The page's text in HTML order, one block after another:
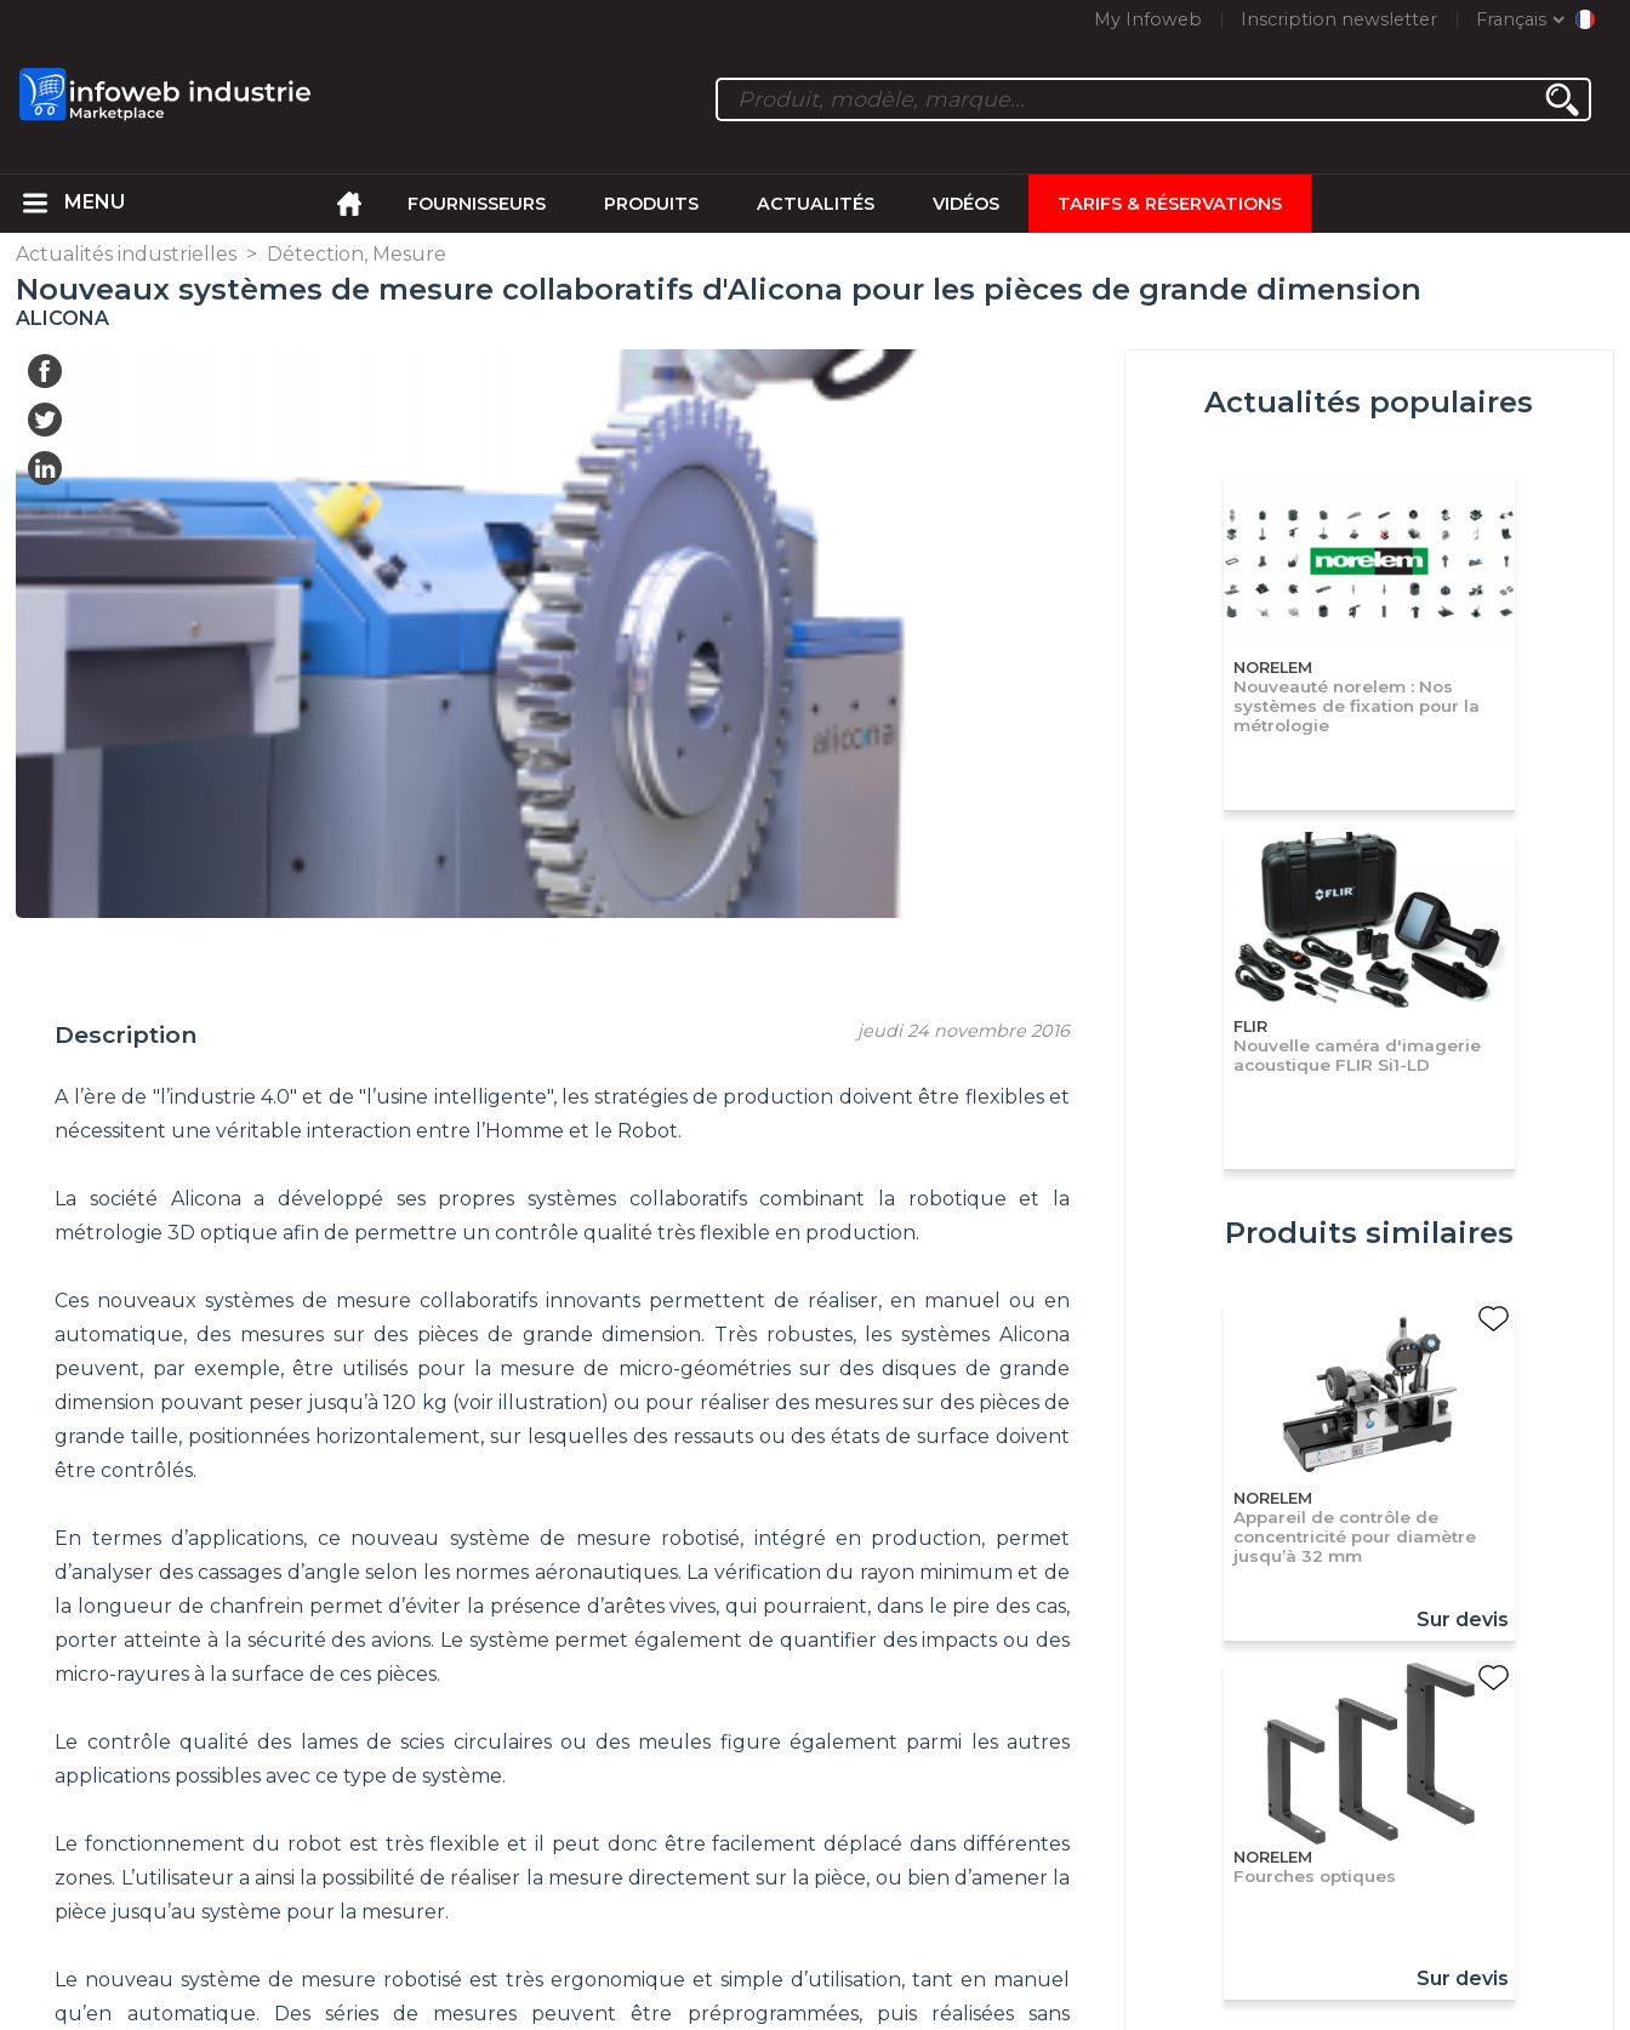
My Infoweb Inscription newsletter Français
FOURNISSEURS PRODUITS ACTUALITÉS VIDÉOS TARIFS & RÉSERVATIONS
Actualités industrielles > Détection, Mesure
Nouveaux systèmes de mesure collaboratifs d'Alicona pour les pièces de grande dimension
ALICONA
jeudi 24 novembre 2016
Description
A l’ère de "l’industrie 4.0" et de "l’usine intelligente", les stratégies de production doivent être flexibles et
nécessitent une véritable interaction entre l’Homme et le Robot.
La société Alicona a développé ses propres systèmes collaboratifs combinant la robotique et la
métrologie 3D optique afin de permettre un contrôle qualité très flexible en production.
Ces nouveaux systèmes de mesure collaboratifs innovants permettent de réaliser, en manuel ou en
automatique, des mesures sur des pièces de grande dimension. Très robustes, les systèmes Alicona
peuvent, par exemple, être utilisés pour la mesure de micro-géométries sur des disques de grande
dimension pouvant peser jusqu’à 120 kg (voir illustration) ou pour réaliser des mesures sur des pièces de
grande taille, positionnées horizontalement, sur lesquelles des ressauts ou des états de surface doivent
être contrôlés.
En termes d’applications, ce nouveau système de mesure robotisé, intégré en production, permet
d’analyser des cassages d’angle selon les normes aéronautiques. La vérification du rayon minimum et de
la longueur de chanfrein permet d’éviter la présence d’arêtes vives, qui pourraient, dans le pire des cas,
porter atteinte à la sécurité des avions. Le système permet également de quantifier des impacts ou des
micro-rayures à la surface de ces pièces.
Le contrôle qualité des lames de scies circulaires ou des meules figure également parmi les autres
applications possibles avec ce type de système.
Le fonctionnement du robot est très flexible et il peut donc être facilement déplacé dans différentes
zones. L’utilisateur a ainsi la possibilité de réaliser la mesure directement sur la pièce, ou bien d’amener la
pièce jusqu’au système pour la mesurer.
Le nouveau système de mesure robotisé est très ergonomique et simple d’utilisation, tant en manuel
qu’en automatique. Des séries de mesures peuvent être préprogrammées, puis réalisées sans
Actualités populaires
NORELEM
Nouveauté norelem : Nos
systèmes de fixation pour la
métrologie
FLIR
Nouvelle caméra d'imagerie
acoustique FLIR Si1-LD
Produits similaires
NORELEM
Appareil de contrôle de
concentricité pour diamètre
jusqu’à 32 mm
Sur devis
NORELEM
Fourches optiques
Sur devis